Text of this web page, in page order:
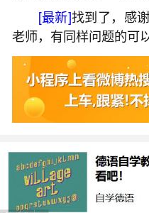
2026-07-
生活中像1990年女
的问题，但是小问题
面就这个问题给大家做
1、1990年属马女命
1990年属马女
[最新]找到了，感
老师，有同样问题的可